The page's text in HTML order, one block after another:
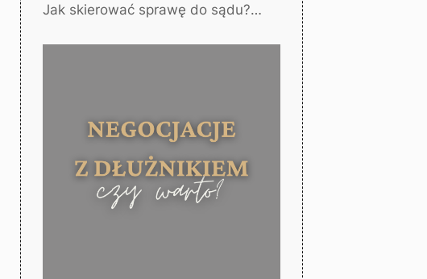
Jak skierować sprawę do sądu?…